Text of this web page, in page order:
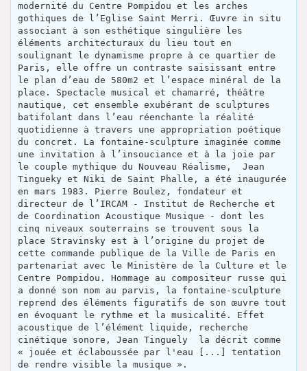
modernité du Centre Pompidou et les arches
gothiques de l’Eglise Saint Merri. Œuvre in situ
associant à son esthétique singulière les
éléments architecturaux du lieu tout en
soulignant le dynamisme propre à ce quartier de
Paris, elle offre un contraste saisissant entre
le plan d’eau de 580m2 et l’espace minéral de la
place. Spectacle musical et chamarré, théâtre
nautique, cet ensemble exubérant de sculptures
batifolant dans l’eau réenchante la réalité
quotidienne à travers une appropriation poétique
du concret. La fontaine-sculpture imaginée comme
une invitation à l’insouciance et à la joie par
le couple mythique du Nouveau Réalisme, Jean
Tingueky et Niki de Saint Phalle, a été inaugurée
en mars 1983. Pierre Boulez, fondateur et
directeur de l’IRCAM - Institut de Recherche et
de Coordination Acoustique Musique - dont les
cinq niveaux souterrains se trouvent sous la
place Stravinsky est à l’origine du projet de
cette commande publique de la Ville de Paris en
partenariat avec le Ministère de la Culture et le
Centre Pompidou. Hommage au compositeur russe qui
a donné son nom au parvis, la fontaine-sculpture
reprend des éléments figuratifs de son œuvre tout
en évoquant le rythme et la musicalité. Effet
acoustique de l’élément liquide, recherche
cinétique sonore, Jean Tinguely la décrit comme
« jouée et éclaboussée par l'eau [...] tentation
de rendre visible la musique ».